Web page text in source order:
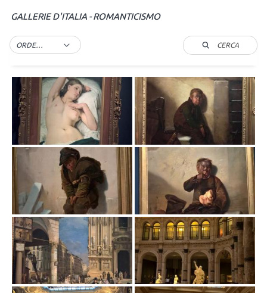
GALLERIE D'ITALIA - ROMANTICISMO
ORDER BY DEFAULT CERCA